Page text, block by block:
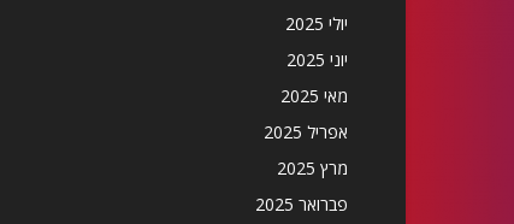
יולי 2025
יוני 2025
מאי 2025
אפריל 2025
מרץ 2025
פברואר 2025